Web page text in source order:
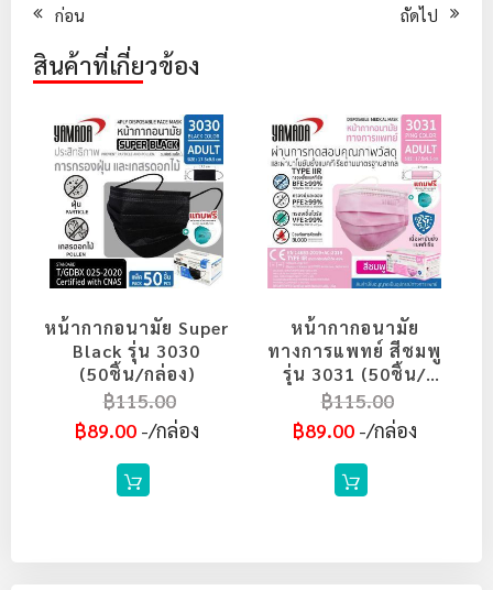
ก่อน ถัดไป
สินค้าที่เกี่ยวข้อง
หน้ากากอนามัย Super
Black รุ่น 3030
(50ชิ้น/กล่อง)
฿115.00
฿89.00 /กล่อง
หน้ากากอนามัย
ทางการแพทย์ สีชมพู
รุ่น 3031 (50ชิ้น/
กล่อง)
฿115.00
฿89.00 /กล่อง